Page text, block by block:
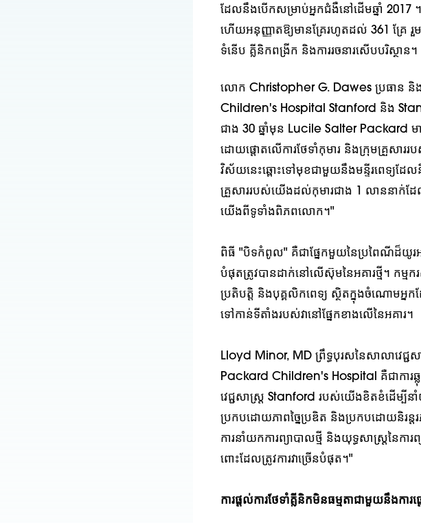
ដែលនឹងបើកសម្រាប់អ្នកជំងឺនៅដើមឆ្នាំ 2017
ហើយអនុញ្ញាតឱ្យមានគ្រែរហូតដល់ 361 គ្រែ រួម
ទំនើប គ្លីនិកពង្រីក និងការរចនារសើបបរិស្ថាន។
លោក Christopher G. Dawes ប្រធាន និង
Children's Hospital Stanford និង
ជាង 30 ឆ្នាំមុន Lucile Salter Packard ម
ដោយផ្តោតលើការថែទាំកុមារ និងក្រុមគ្រួសា
វិស័យនេះឆ្ពោះទៅមុខជាមួយនឹងមន្ទីរពេទ្យដែល
គ្រួសាររបស់យើងដល់កុមារជាង 1 លាននាក់ដ
យើងពីទូទាំងពិភពលោក។"
ពិធី "បិទកំពូល" គឺជាផ្នែកមួយនៃប្រពៃណីដ៏យូរ
បំផុតត្រូវបានដាក់នៅលើស៊ុមនៃអគារថ្មី។ កម្
ប្រតិបត្តិ និងបុគ្គលិកពេទ្យ ស្ថិតក្នុងចំណោមអ្ន
ទៅកាន់ទីតាំងរបស់វានៅផ្នែកខាងលើនៃអគារ។
Lloyd Minor, MD ព្រឹទ្ធបុរសនៃសាលាវេជ្ជ
Packard Children's Hospital គឺជាការឆ្លុ
វេជ្ជសាស្ត្រ Stanford របស់យើងខិតខំដើម្បីនាំ
ប្រកបដោយភាពច្នៃប្រឌិត និងប្រកបដោយនិរន្ត
ការនាំយកការព្យាបាលថ្មី និងយុទ្ធសាស្រ្តនៃក
ពោះដែលត្រូវការវាច្រើនបំផុត។"
ការផ្តល់ការថែទាំគ្លីនិកមិនធម្មតាជាមួយនឹងការ